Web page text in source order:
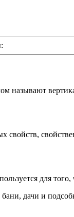
называют
для
дачи и